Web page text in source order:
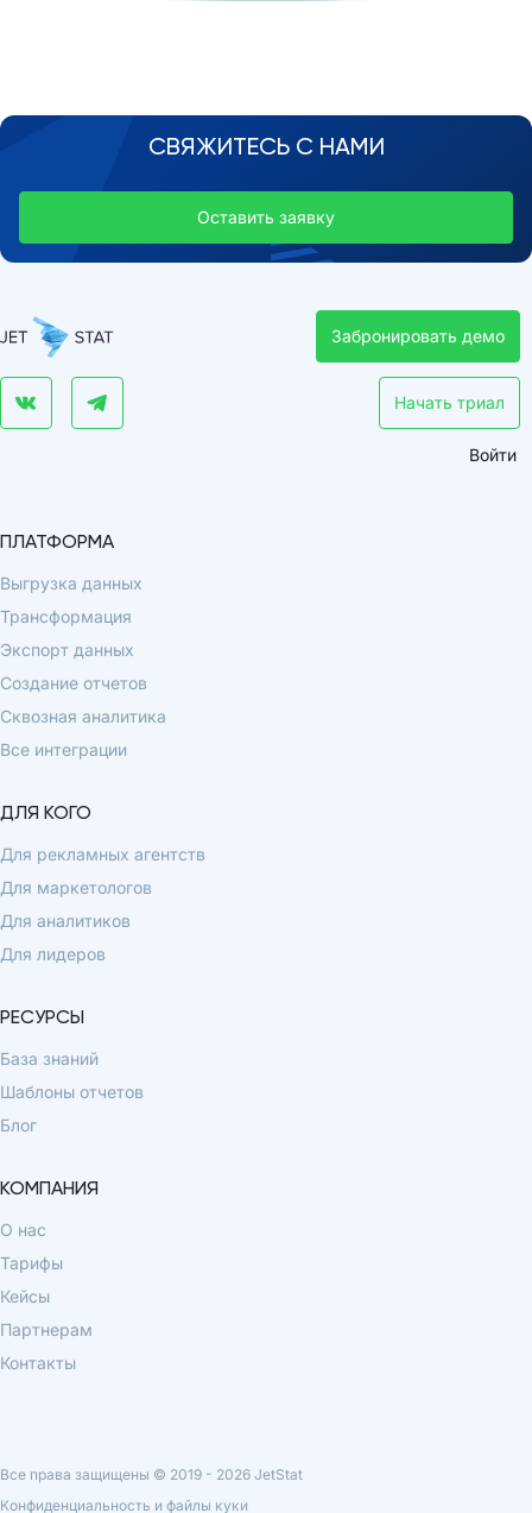
СВЯЖИТЕСЬ С НАМИ
Оставить заявку
Забронировать демо
Начать триал
Войти
ПЛАТФОРМА
Выгрузка данных
Трансформация
Экспорт данных
Создание отчетов
Сквозная аналитика
Все интеграции
ДЛЯ КОГО
Для рекламных агентств
Для маркетологов
Для аналитиков
Для лидеров
РЕСУРСЫ
База знаний
Шаблоны отчетов
Блог
КОМПАНИЯ
О нас
Тарифы
Кейсы
Партнерам
Контакты
Все права защищены © 2019 - 2026 JetStat
Конфиденциальность и файлы куки